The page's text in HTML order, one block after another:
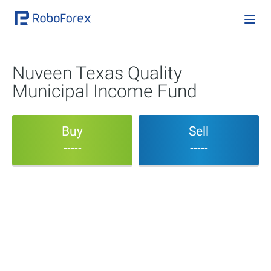
Nuveen Texas Quality
Municipal Income Fund
Buy
-----
Sell
-----